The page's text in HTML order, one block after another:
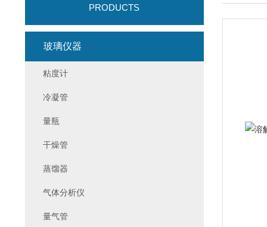
PRODUCTS
玻璃仪器
粘度计
冷凝管
量瓶
干燥管
蒸馏器
气体分析仪
量气管